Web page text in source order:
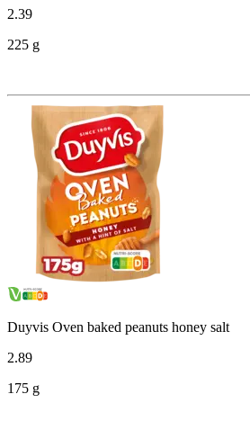
2.39
225 g
Duyvis Oven baked peanuts honey salt
2.89
175 g